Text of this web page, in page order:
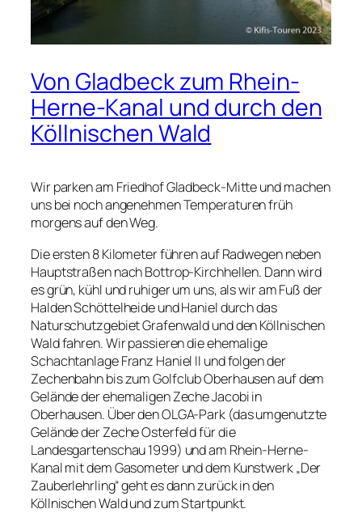
Von Gladbeck zum Rhein-
Herne-Kanal und durch den
Köllnischen Wald
Wir parken am Friedhof Gladbeck-Mitte und machen
uns bei noch angenehmen Temperaturen früh
morgens auf den Weg.
Die ersten 8 Kilometer führen auf Radwegen neben
Hauptstraßen nach Bottrop-Kirchhellen. Dann wird
es grün, kühl und ruhiger um uns, als wir am Fuß der
Halden Schöttelheide und Haniel durch das
Naturschutzgebiet Grafenwald und den Köllnischen
Wald fahren. Wir passieren die ehemalige
Schachtanlage Franz Haniel II und folgen der
Zechenbahn bis zum Golfclub Oberhausen auf dem
Gelände der ehemaligen Zeche Jacobi in
Oberhausen. Über den OLGA-Park (das umgenutzte
Gelände der Zeche Osterfeld für die
Landesgartenschau 1999) und am Rhein-Herne-
Kanal mit dem Gasometer und dem Kunstwerk „Der
Zauberlehrling“ geht es dann zurück in den
Köllnischen Wald und zum Startpunkt.